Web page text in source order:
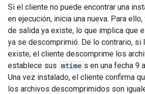
Si el cliente no puede encontrar una
en ejecución, inicia una nueva. Para
de salida ya existe, lo que implica que
ya se descomprimió. De lo contrario, si
existe, el cliente descomprime los
establece sus mtime s en una fecha 9
Una vez instalado, el cliente confirma
los archivos descomprimidos son